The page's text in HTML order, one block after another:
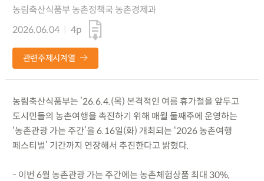
농림축산식품부 농촌정책국 농촌경제과
2026.06.04
4p
관련주제시계열
농림축산식품부는 ’26.6.4.(목) 본격적인 여름 휴가철을 앞두고
도시민들의 농촌여행을 촉진하기 위해 매월 둘째주에 운영하는
‘농촌관광 가는 주간’을 6.16일(화) 개최되는 ‘2026 농촌여행
페스티벌’ 기간까지 연장해서 추진한다고 밝혔다.
- 이번 6월 농촌관광 가는 주간에는 농촌체험상품 최대 30%,